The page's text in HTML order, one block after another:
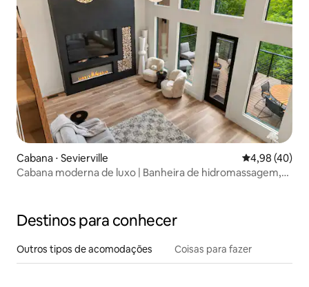
Cabana ⋅ Sevierville 4,98 de uma
4,98 (40)
Cabana moderna de luxo | Banheira de hidromassagem,
Destinos para conhecer
Outros tipos de acomodações Coisas para fazer